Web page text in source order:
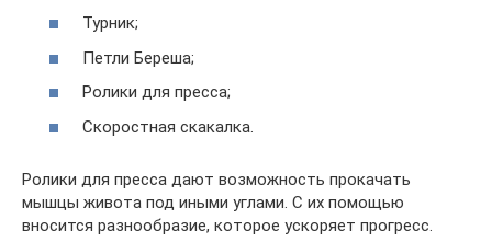
Турник;
Петли Береша;
Ролики для пресса;
Скоростная скакалка.
Ролики для пресса дают возможность прокачать
мышцы живота под иными углами. С их помощью
вносится разнообразие, которое ускоряет прогресс.